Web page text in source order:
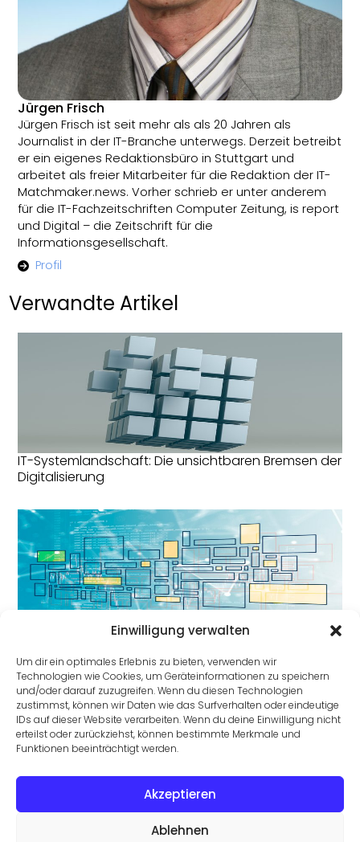
Einwilligung verwalten
Um dir ein optimales Erlebnis zu bieten, verwenden wir
Technologien wie Cookies, um Geräteinformationen zu speichern
und/oder darauf zuzugreifen. Wenn du diesen Technologien
zustimmst, können wir Daten wie das Surfverhalten oder eindeutige
IDs auf dieser Website verarbeiten. Wenn du deine Einwilligung nicht
erteilst oder zurückziehst, können bestimmte Merkmale und
Funktionen beeinträchtigt werden.
Akzeptieren
Ablehnen
Jürgen Frisch
Jürgen Frisch ist seit mehr als als 20 Jahren als
Journalist in der IT-Branche unterwegs. Derzeit betreibt
er ein eigenes Redaktionsbüro in Stuttgart und
arbeitet als freier Mitarbeiter für die Redaktion der IT-
Matchmaker.news. Vorher schrieb er unter anderem
für die IT-Fachzeitschriften Computer Zeitung, is report
und Digital – die Zeitschrift für die
Informationsgesellschaft.
Profil
Verwandte Artikel
IT-Systemlandschaft: Die unsichtbaren Bremsen der
Digitalisierung
Datenmodellierung: Grundlage für skalierbare
Dateninfrastrukturen
3 goldene Regeln für Klarheit in Datenbanken